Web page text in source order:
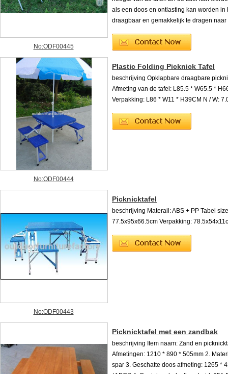
No:ODF00445
als een doos en ontlasting kan worden in
draagbaar en gemakkelijk te dragen naar
No:ODF00444
Plastic Folding Picknick Tafel
beschrijving Opklapbare draagbare
Afmeting van de tafel: L85.5 * W65.5 *
Verpakking: L86 * W11 * H39CM N / W:
No:ODF00443
Picknicktafel
beschrijving Materail: ABS + PP Tabel
77.5x95x66.5cm Verpakking:
Picknicktafel met een zandbak
beschrijving Item naam: Zand en
Afmetingen: 1210 * 890 * 505mm 2.
spar 3. Geschatte doos afmeting: 1265 *